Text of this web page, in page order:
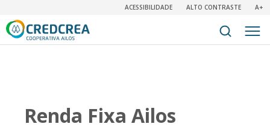
ACESSIBILIDADE ALTO CONTRASTE A+
Renda Fixa Ailos